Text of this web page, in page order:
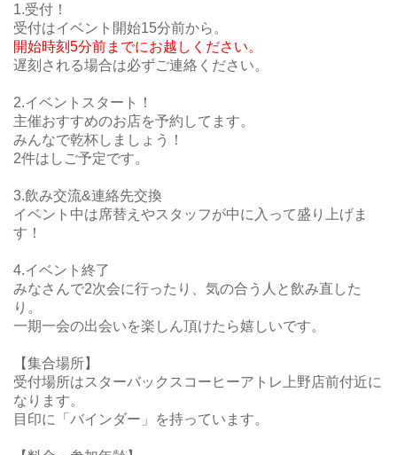
1.受付！
受付はイベント開始15分前から。
開始時刻5分前までにお越しください。
遅刻される場合は必ずご連絡ください。
2.イベントスタート！
主催おすすめのお店を予約してます。
みんなで乾杯しましょう！
2件はしご予定です。
3.飲み交流&連絡先交換
イベント中は席替えやスタッフが中に入って盛り上げま
す！
4.イベント終了
みなさんで2次会に行ったり、気の合う人と飲み直した
り。
一期一会の出会いを楽しん頂けたら嬉しいです。
【集合場所】
受付場所はスターバックスコーヒーアトレ上野店前付近に
なります。
目印に「バインダー」を持っています。